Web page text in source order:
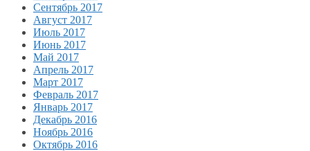
Сентябрь 2017
Август 2017
Июль 2017
Июнь 2017
Май 2017
Апрель 2017
Март 2017
Февраль 2017
Январь 2017
Декабрь 2016
Ноябрь 2016
Октябрь 2016